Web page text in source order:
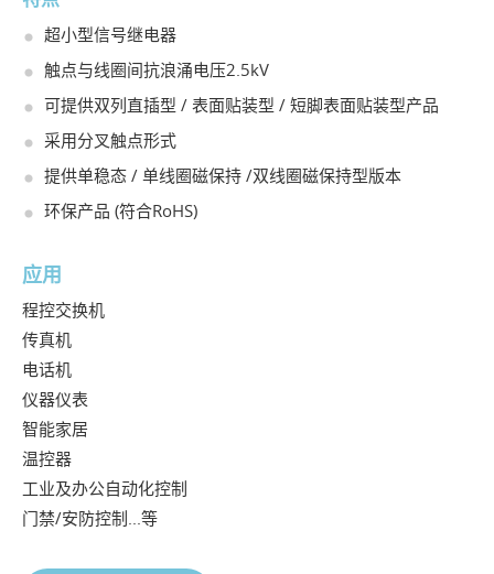
超小型信号继电器
触点与线圈间抗浪涌电压2.5kV
可提供双列直插型 / 表面贴装型 / 短脚表面贴装型产品
采用分叉触点形式
提供单稳态 / 单线圈磁保持 /双线圈磁保持型版本
环保产品 (符合RoHS)
应用
程控交换机
传真机
电话机
仪器仪表
智能家居
温控器
工业及办公自动化控制
门禁/安防控制...等